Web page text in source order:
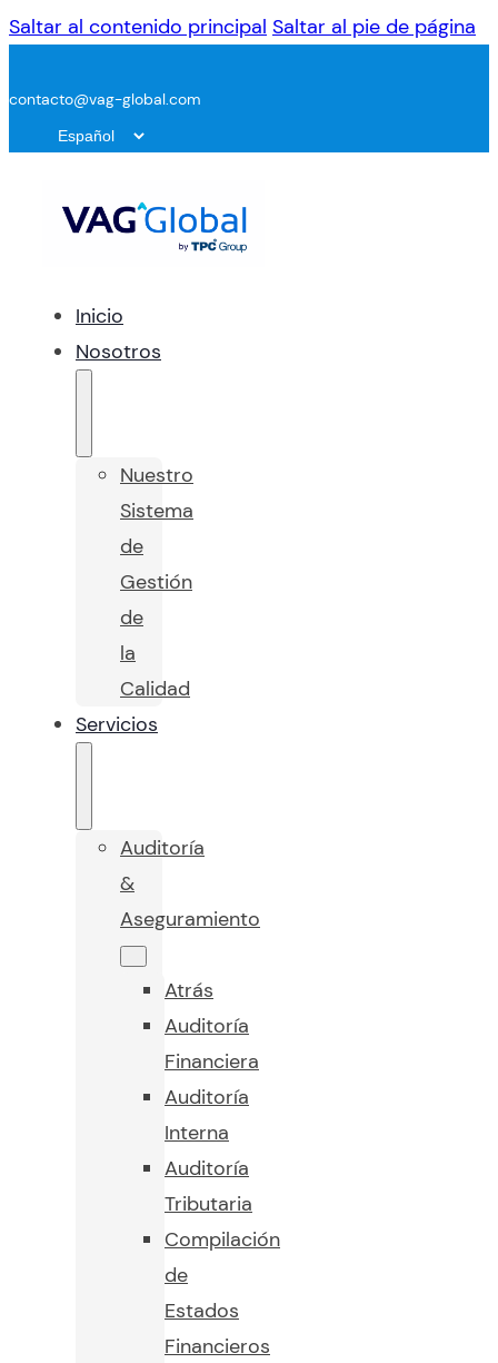
Saltar al contenido principal Saltar al pie de página
contacto@vag-global.com
Inicio
Nosotros
Nuestro
Sistema
de
Gestión
de
la
Calidad
Servicios
Auditoría
&
Aseguramiento
Atrás
Auditoría
Financiera
Auditoría
Interna
Auditoría
Tributaria
Compilación
de
Estados
Financieros